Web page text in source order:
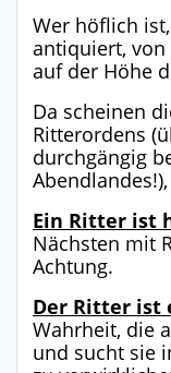
Wer höflich
antiquiert,
auf der Höhe
Da scheinen
Ritterordens
durchgängig
Ein Ritter ist
Nächsten mit
Achtung.
Der Ritter ist
Wahrheit, die
und sucht sie